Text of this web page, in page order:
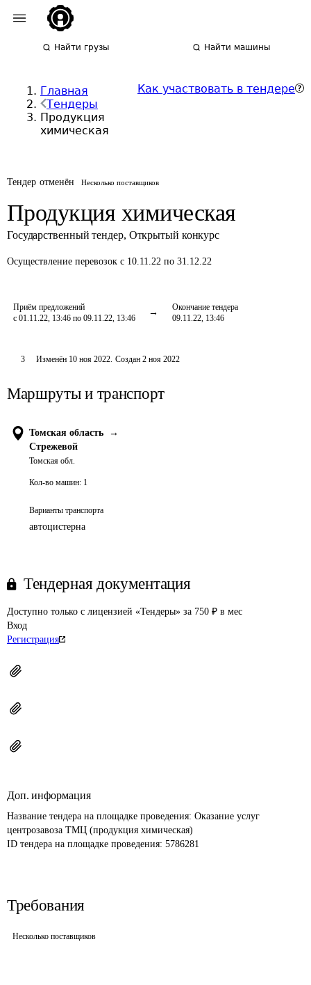
Найти грузы Найти машины
Главная
Тендеры
Продукция
химическая
Как участвовать в тендере
Тендер отменён Несколько поставщиков
Продукция химическая
Государственный тендер, Открытый конкурс
Осуществление перевозок с 10.11.22 по 31.12.22
Приём предложений
с 01.11.22, 13:46 по 09.11.22, 13:46
Окончание тендера
09.11.22, 13:46
3 Изменён 10 ноя 2022. Создан 2 ноя 2022
Маршруты и транспорт
Томская область
→
Стрежевой
Томская обл.
Кол-во машин: 1
Варианты транспорта
автоцистерна
Тендерная документация
Доступно только с лицензией «Тендеры» за 750 ₽ в мес
Вход
Регистрация
Доп. информация
Название тендера на площадке проведения: Оказание услуг
центрозавоза ТМЦ (продукция химическая)
ID тендера на площадке проведения: 5786281
Требования
Несколько поставщиков